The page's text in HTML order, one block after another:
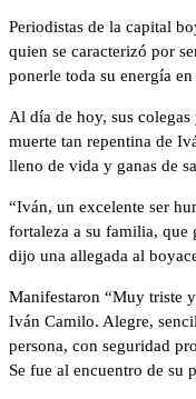
Periodistas de la capital
quien se caracterizó por
ponerle toda su energía
Al día de hoy, sus
muerte tan repentina de
lleno de vida y ganas de
“Iván, un excelente ser
fortaleza a su familia, que
dijo una allegada al
Manifestaron “Muy triste
Iván Camilo. Alegre,
persona, con seguridad
Se fue al encuentro de su